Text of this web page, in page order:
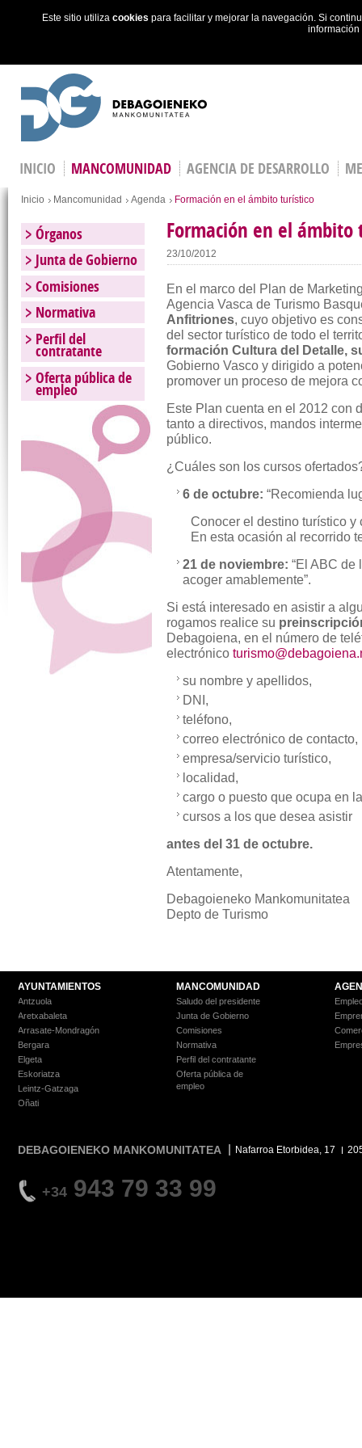
Este sitio utiliza cookies para facilitar y mejorar la navegación. Si
INICIO MANCOMUNIDAD AGENCIA DE DESARROLLO
Estás en
Inicio Mancomunidad Agenda Formación en el ámbito turístico
Formación en el ámbito
23/10/2012
En el marco del Plan de
Agencia Vasca de Turismo
Anfitriones, cuyo objetivo es
del sector turístico de todo el
formación Cultura del Detalle,
Gobierno Vasco y dirigido a
promover un proceso de mejora
Este Plan cuenta en el 2012 con
tanto a directivos, mandos
público.
¿Cuáles son los cursos
6 de octubre: “Recomienda
Conocer el destino turístico
En esta ocasión al recorrido
21 de noviembre: “El ABC de
acoger amablemente”.
Si está interesado en asistir a
rogamos realice su
Debagoiena, en el número de
electrónico
su nombre y apellidos,
DNI,
teléfono,
correo electrónico de contacto,
empresa/servicio turístico,
localidad,
cargo o puesto que ocupa en
cursos a los que desea asistir
antes del 31 de octubre.
Atentamente,
Debagoieneko Mankomunitatea
Depto de Turismo
Órganos
Junta de Gobierno
Comisiones
Normativa
Perfil del
contratante
Oferta pública de
empleo
AYUNTAMIENTOS
Antzuola
Aretxabaleta
Arrasate-Mondragón
Bergara
Elgeta
Eskoriatza
Leintz-Gatzaga
Oñati
MANCOMUNIDAD
Saludo del presidente
Junta de Gobierno
Comisiones
Normativa
Perfil del contratante
Oferta pública de
empleo
DEBAGOIENEKO MANKOMUNITATEA Nafarroa Etorbidea, 17
+34 943 79 33 99